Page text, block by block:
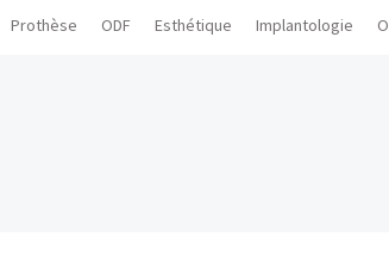
Prothèse ODF Esthétique Implantologie